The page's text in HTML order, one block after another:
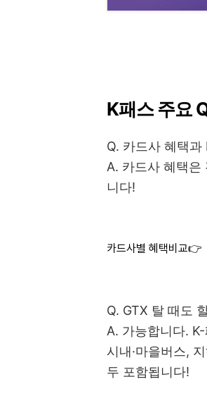
K패스 주요
Q. 카드사 혜택
A. 카드사 혜택은
니다!
카드사별 혜택비교👉
Q. GTX 탈 때도
A. 가능합니다.
시내·마을버스,
두 포함됩니다!